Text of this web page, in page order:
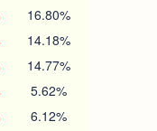
16.80%
14.18%
14.77%
5.62%
6.12%